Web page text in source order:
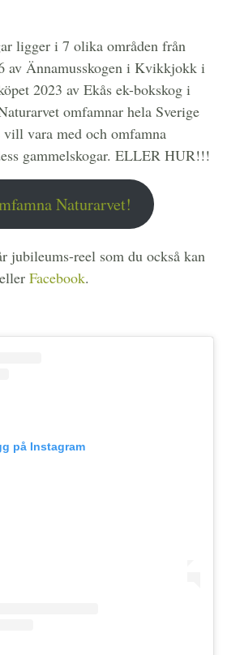
ligger i 7 olika områden från
av Ännamusskogen i Kvikkjokk i
2023 av Ekås ek-bokskog i
omfamnar hela Sverige
vill vara med och omfamna
gammelskogar. ELLER HUR!!!
Naturarvet!
jubileums-reel som du också kan
eller Facebook.
på Instagram